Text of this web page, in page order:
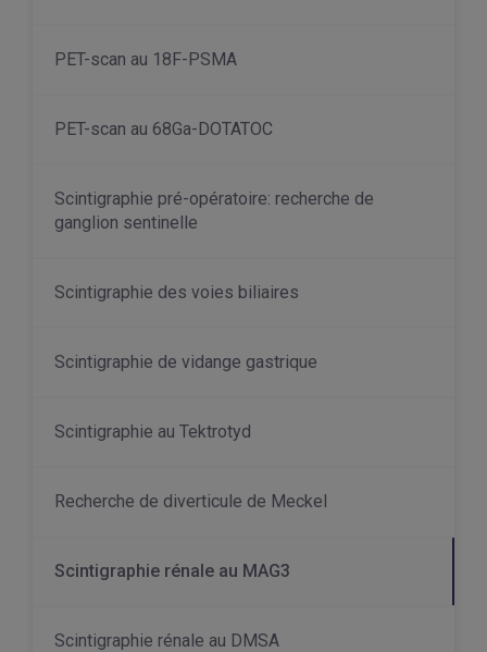
PET-scan au 18F-PSMA
PET-scan au 68Ga-DOTATOC
Scintigraphie pré-opératoire: recherche de
ganglion sentinelle
Scintigraphie des voies biliaires
Scintigraphie de vidange gastrique
Scintigraphie au Tektrotyd
Recherche de diverticule de Meckel
Scintigraphie rénale au MAG3
Scintigraphie rénale au DMSA